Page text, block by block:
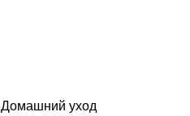
Домашний уход